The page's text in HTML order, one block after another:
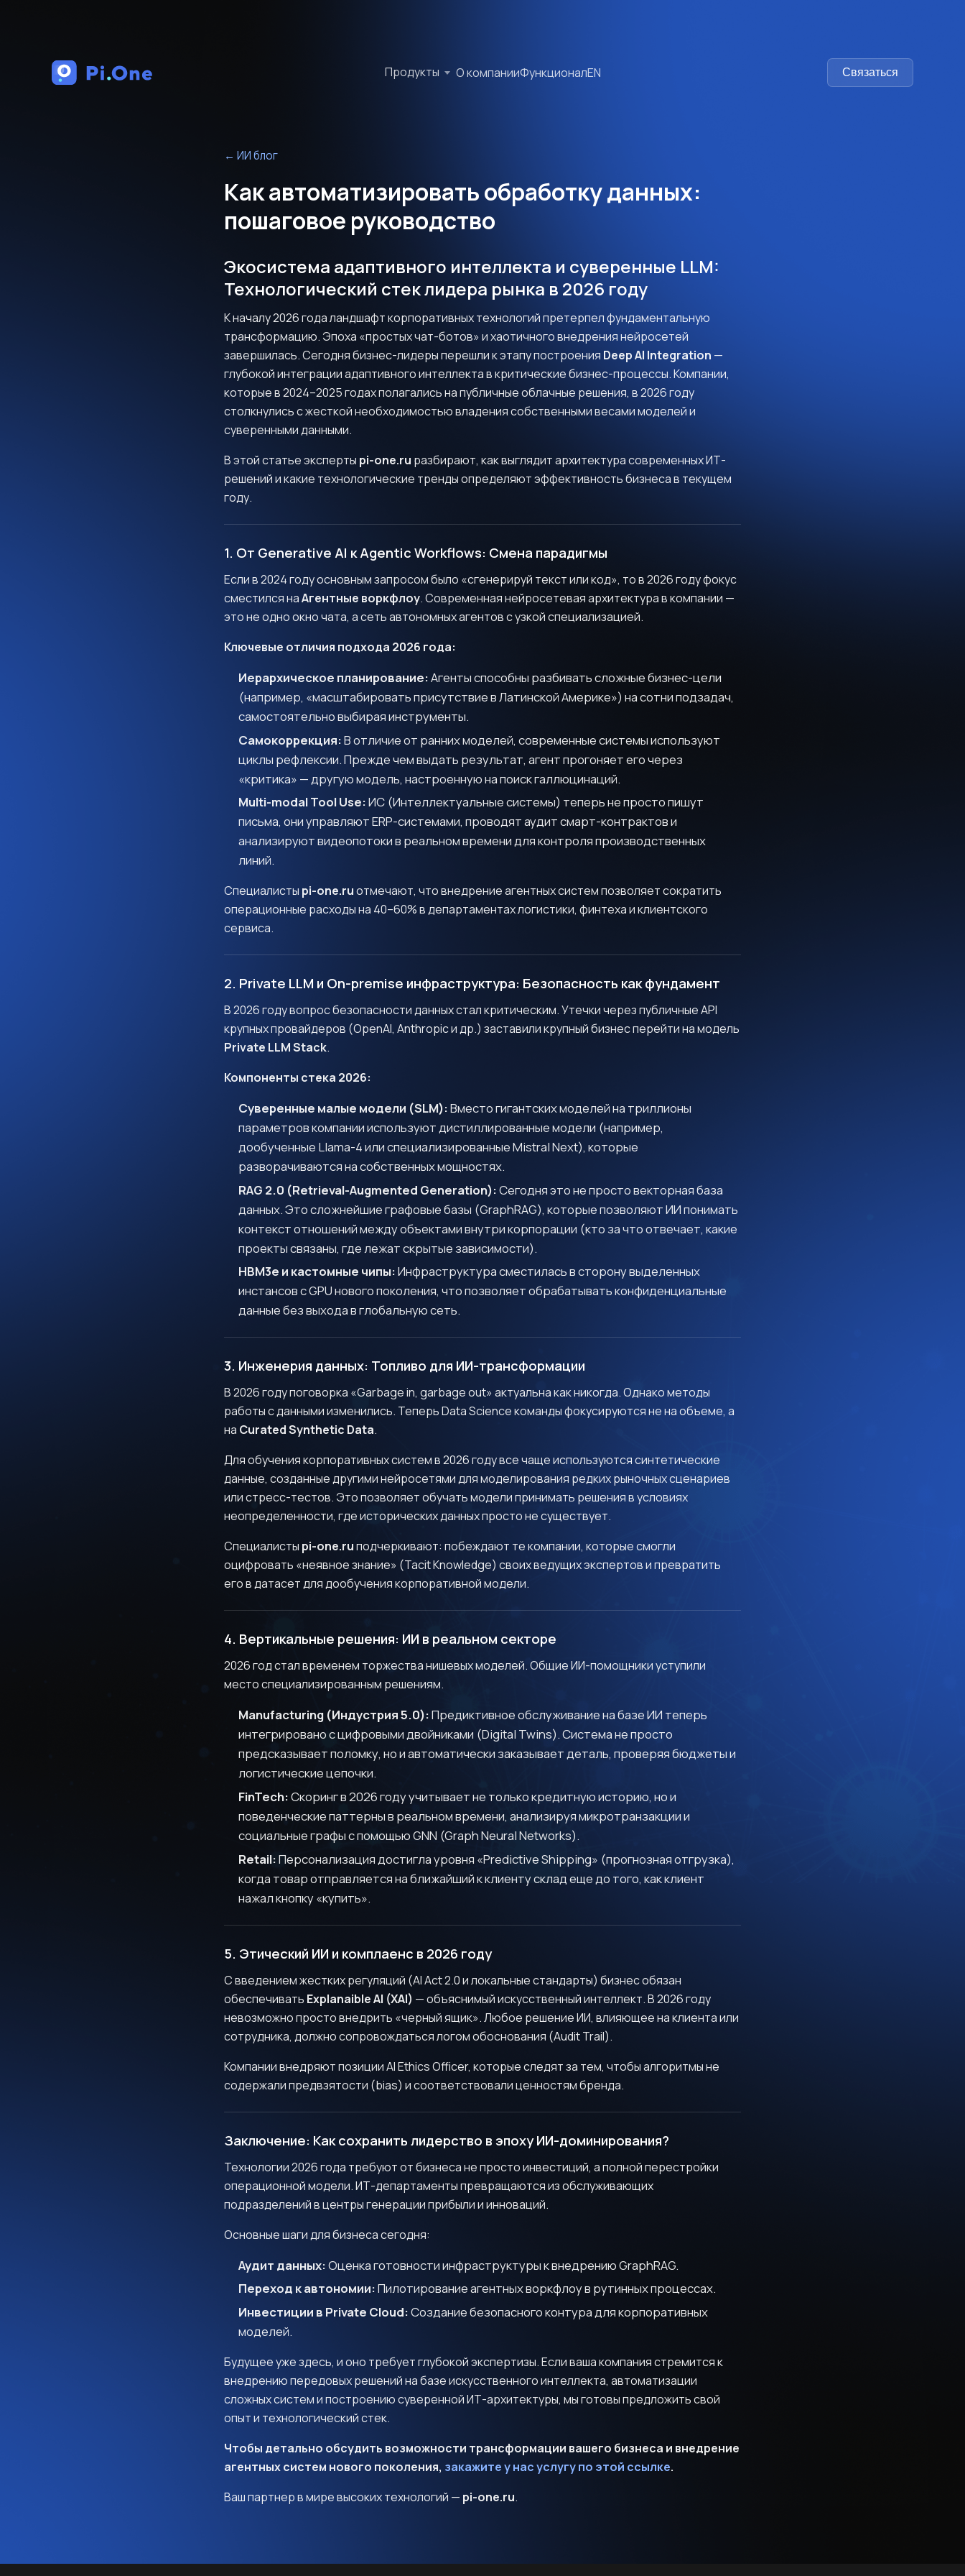
Продукты О компанииФункционалEN Связаться
← ИИ блог
Как автоматизировать обработку данных:
пошаговое руководство
Экосистема адаптивного интеллекта и суверенные LLM:
Технологический стек лидера рынка в 2026 году
К началу 2026 года ландшафт корпоративных технологий претерпел фундаментальную
трансформацию. Эпоха «простых чат-ботов» и хаотичного внедрения нейросетей
завершилась. Сегодня бизнес-лидеры перешли к этапу построения Deep AI Integration —
глубокой интеграции адаптивного интеллекта в критические бизнес-процессы. Компании,
которые в 2024–2025 годах полагались на публичные облачные решения, в 2026 году
столкнулись с жесткой необходимостью владения собственными весами моделей и
суверенными данными.
В этой статье эксперты pi-one.ru разбирают, как выглядит архитектура современных ИТ-
решений и какие технологические тренды определяют эффективность бизнеса в текущем
году.
1. От Generative AI к Agentic Workflows: Смена парадигмы
Если в 2024 году основным запросом было «сгенерируй текст или код», то в 2026 году фокус
сместился наАгентные воркфлоу. Современная нейросетевая архитектура в компании —
это не одно окно чата, а сеть автономных агентов с узкой специализацией.
Ключевые отличия подхода 2026 года:
Иерархическое планирование:Агенты способны разбивать сложные бизнес-цели
(например, «масштабировать присутствие в Латинской Америке») на сотни подзадач,
самостоятельно выбирая инструменты.
Самокоррекция:В отличие от ранних моделей, современные системы используют
циклы рефлексии. Прежде чем выдать результат, агент прогоняет его через
«критика» — другую модель, настроенную на поиск галлюцинаций.
Multi-modal Tool Use:ИС (Интеллектуальные системы) теперь не просто пишут
письма, они управляют ERP-системами, проводят аудит смарт-контрактов и
анализируют видеопотоки в реальном времени для контроля производственных
линий.
Специалисты pi-one.ruотмечают, что внедрение агентных систем позволяет сократить
операционные расходы на 40–60% в департаментах логистики, финтеха и клиентского
сервиса.
2. Private LLM и On-premise инфраструктура: Безопасность как фундамент
В 2026 году вопрос безопасности данных стал критическим. Утечки через публичные API
крупных провайдеров (OpenAI, Anthropic и др.) заставили крупный бизнес перейти на модель
Private LLM Stack.
Компоненты стека 2026:
Суверенные малые модели (SLM):Вместо гигантских моделей на триллионы
параметров компании используют дистиллированные модели (например,
дообученные Llama-4 или специализированные Mistral Next), которые
разворачиваются на собственных мощностях.
RAG 2.0 (Retrieval-Augmented Generation):Сегодня это не просто векторная база
данных. Это сложнейшие графовые базы (GraphRAG), которые позволяют ИИ понимать
контекст отношений между объектами внутри корпорации (кто за что отвечает, какие
проекты связаны, где лежат скрытые зависимости).
HBM3e и кастомные чипы:Инфраструктура сместилась в сторону выделенных
инстансов с GPU нового поколения, что позволяет обрабатывать конфиденциальные
данные без выхода в глобальную сеть.
3. Инженерия данных: Топливо для ИИ-трансформации
В 2026 году поговорка «Garbage in, garbage out» актуальна как никогда. Однако методы
работы с данными изменились. Теперь Data Science команды фокусируются не на объеме, а
на Curated Synthetic Data.
Для обучения корпоративных систем в 2026 году все чаще используются синтетические
данные, созданные другими нейросетями для моделирования редких рыночных сценариев
или стресс-тестов. Это позволяет обучать модели принимать решения в условиях
неопределенности, где исторических данных просто не существует.
Специалисты pi-one.ruподчеркивают: побеждают те компании, которые смогли
оцифровать «неявное знание» (Tacit Knowledge) своих ведущих экспертов и превратить
его в датасет для дообучения корпоративной модели.
4. Вертикальные решения: ИИ в реальном секторе
2026 год стал временем торжества нишевых моделей. Общие ИИ-помощники уступили
место специализированным решениям.
Manufacturing (Индустрия 5.0):Предиктивное обслуживание на базе ИИ теперь
интегрировано с цифровыми двойниками (Digital Twins). Система не просто
предсказывает поломку, но и автоматически заказывает деталь, проверяя бюджеты и
логистические цепочки.
FinTech:Скоринг в 2026 году учитывает не только кредитную историю, но и
поведенческие паттерны в реальном времени, анализируя микротранзакции и
социальные графы с помощью GNN (Graph Neural Networks).
Retail:Персонализация достигла уровня «Predictive Shipping» (прогнозная отгрузка),
когда товар отправляется на ближайший к клиенту склад еще до того, как клиент
нажал кнопку «купить».
5. Этический ИИ и комплаенс в 2026 году
С введением жестких регуляций (AI Act 2.0 и локальные стандарты) бизнес обязан
обеспечивать Explanaible AI (XAI) — объяснимый искусственный интеллект. В 2026 году
невозможно просто внедрить «черный ящик». Любое решение ИИ, влияющее на клиента или
сотрудника, должно сопровождаться логом обоснования (Audit Trail).
Компании внедряют позиции AI Ethics Officer, которые следят за тем, чтобы алгоритмы не
содержали предвзятости (bias) и соответствовали ценностям бренда.
Заключение: Как сохранить лидерство в эпоху ИИ-доминирования?
Технологии 2026 года требуют от бизнеса не просто инвестиций, а полной перестройки
операционной модели. ИТ-департаменты превращаются из обслуживающих
подразделений в центры генерации прибыли и инноваций.
Основные шаги для бизнеса сегодня:
Аудит данных:Оценка готовности инфраструктуры к внедрению GraphRAG.
Переход к автономии:Пилотирование агентных воркфлоу в рутинных процессах.
Инвестиции в Private Cloud:Создание безопасного контура для корпоративных
моделей.
Будущее уже здесь, и оно требует глубокой экспертизы. Если ваша компания стремится к
внедрению передовых решений на базе искусственного интеллекта, автоматизации
сложных систем и построению суверенной ИТ-архитектуры, мы готовы предложить свой
опыт и технологический стек.
Чтобы детально обсудить возможности трансформации вашего бизнеса и внедрение
агентных систем нового поколения, закажите у нас услугу по этой ссылке.
Ваш партнер в мире высоких технологий — pi-one.ru.
Есть проект или вопросы о
Pi.One?
Давайте обсудим!
Я даю согласие на обработку персональных данных в
соответствии сПолитикой конфиденциальности